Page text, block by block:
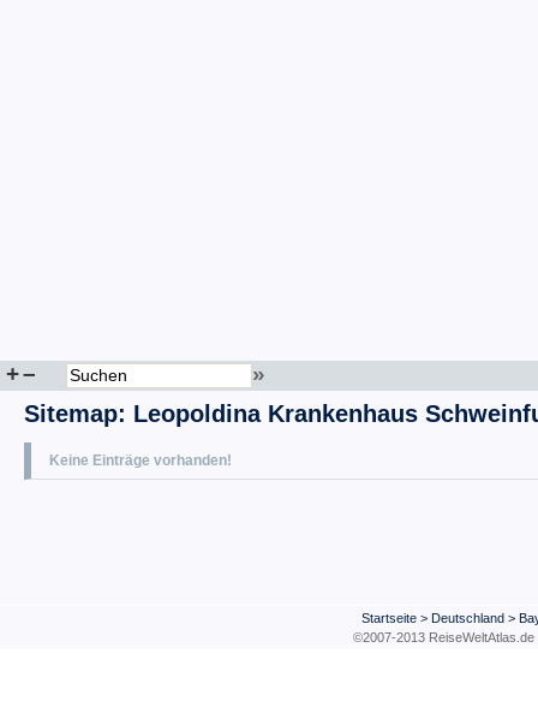
+– »
Sitemap: Leopoldina Krankenhaus
Keine Einträge vorhanden!
Startseite > Deutschland >
©2007-2013